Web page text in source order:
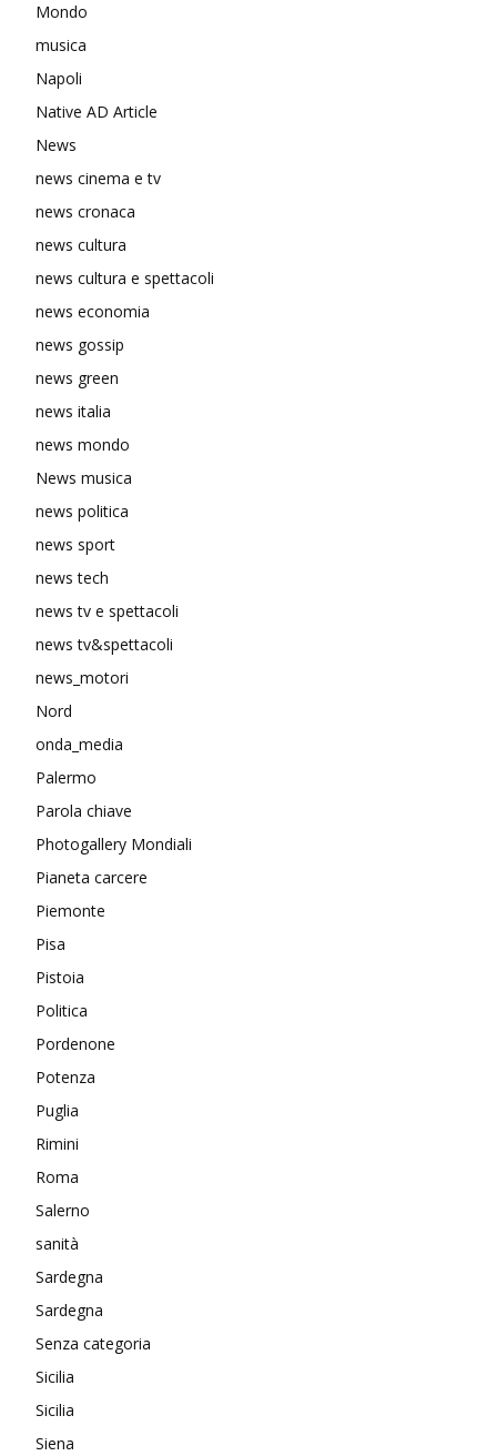
Mondo
musica
Napoli
Native AD Article
News
news cinema e tv
news cronaca
news cultura
news cultura e spettacoli
news economia
news gossip
news green
news italia
news mondo
News musica
news politica
news sport
news tech
news tv e spettacoli
news tv&spettacoli
news_motori
Nord
onda_media
Palermo
Parola chiave
Photogallery Mondiali
Pianeta carcere
Piemonte
Pisa
Pistoia
Politica
Pordenone
Potenza
Puglia
Rimini
Roma
Salerno
sanità
Sardegna
Sardegna
Senza categoria
Sicilia
Sicilia
Siena